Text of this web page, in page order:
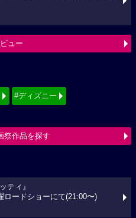
ュー
#ディズニー
祭作品を探す
ティ』
ロードショーにて(21:00〜)